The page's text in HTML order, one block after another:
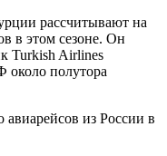
рассчитывают на
в этом сезоне. Он
Turkish Airlines
около полутора
авиарейсов из России в